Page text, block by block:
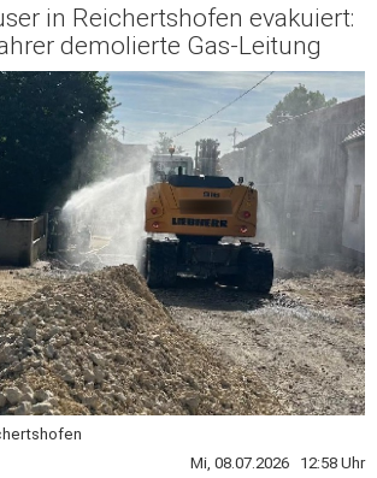
in Reichertshofen evakuiert:
demolierte Gas-Leitung
Mi, 08.07.2026 12:58 Uhr